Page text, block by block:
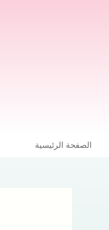
الصفحة الرئيسية